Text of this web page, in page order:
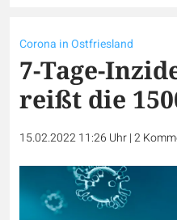
Corona in Ostfriesland
7-Tage-
reißt die
15.02.2022 11:26 Uhr|2